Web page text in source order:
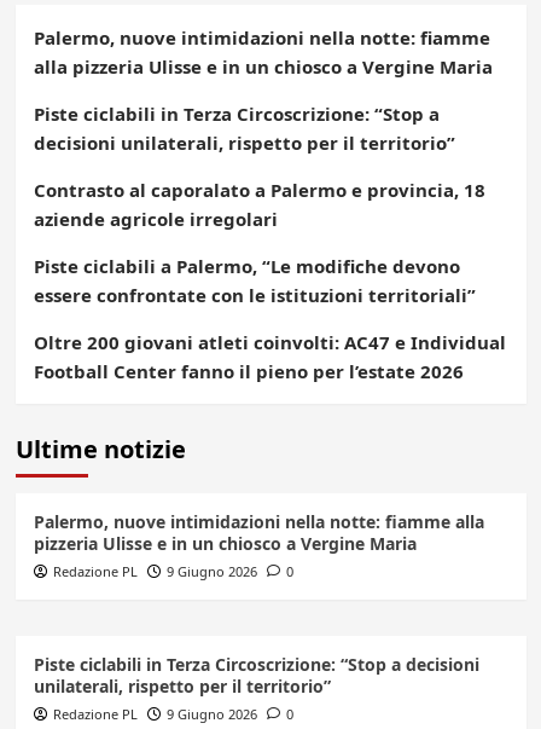
Palermo, nuove intimidazioni nella notte: fiamme
alla pizzeria Ulisse e in un chiosco a Vergine Maria
Piste ciclabili in Terza Circoscrizione: “Stop a
decisioni unilaterali, rispetto per il territorio”
Contrasto al caporalato a Palermo e provincia, 18
aziende agricole irregolari
Piste ciclabili a Palermo, “Le modifiche devono
essere confrontate con le istituzioni territoriali”
Oltre 200 giovani atleti coinvolti: AC47 e Individual
Football Center fanno il pieno per l’estate 2026
Ultime notizie
Palermo, nuove intimidazioni nella notte: fiamme alla
pizzeria Ulisse e in un chiosco a Vergine Maria
Redazione PL 9 Giugno 2026 0
Piste ciclabili in Terza Circoscrizione: “Stop a decisioni
unilaterali, rispetto per il territorio”
Redazione PL 9 Giugno 2026 0